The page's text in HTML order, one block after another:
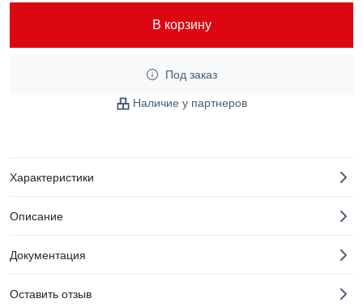
В корзину
Под заказ
Наличие у партнеров
Характеристики
Описание
Документация
Оставить отзыв